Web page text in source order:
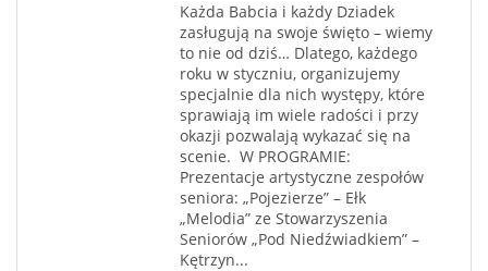
Każda Babcia i każdy Dziadek
zasługują na swoje święto – wiemy
to nie od dziś… Dlatego, każdego
roku w styczniu, organizujemy
specjalnie dla nich występy, które
sprawiają im wiele radości i przy
okazji pozwalają wykazać się na
scenie. W PROGRAMIE:
Prezentacje artystyczne zespołów
seniora: „Pojezierze” – Ełk
„Melodia” ze Stowarzyszenia
Seniorów „Pod Niedźwiadkiem” –
Kętrzyn...